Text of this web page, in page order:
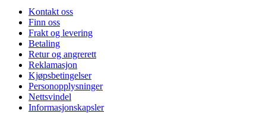
Kontakt oss
Finn oss
Frakt og levering
Betaling
Retur og angrerett
Reklamasjon
Kjøpsbetingelser
Personopplysninger
Nettsvindel
Informasjonskapsler